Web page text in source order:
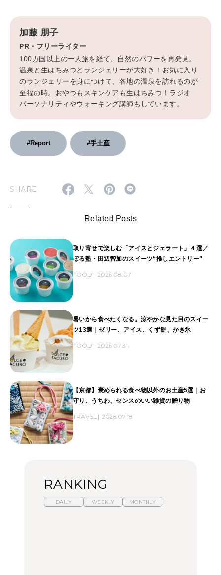
加藤 朋子
PR・フリーライター
100カ国以上の一人旅を経て、自然のパワーを再発見。
温泉と生はちみつとランジェリーが大好き！お気に入り
のランジェリーを身につけて、各地の温泉を訪れるのが
至福の時。おやつもスキンケアも生はちみつ！ラジオ
パーソナリティやウォーキング講師もしています。
#Report #手土産
SHARE
Related Posts
取り寄せで楽しむ「アイスとジェラート」４選／
ぼる塾・田辺智加のスイーツ“推しエントリー”
FOOD 2026.08.07
暑いから食べたくなる。涼やかな見た目のスイー
ツ13選｜ゼリー、アイス、くず餅、かき氷
FOOD 2026.07.31
【京都】褒められる食べ物以外のお土産5選｜お
守り、うちわ、センスのいい雑貨の贈り物
TRAVEL 2026.07.18
RANKING
DAILY WEEKLY MONTHLY